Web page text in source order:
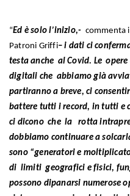
“Ed è solo l’inizio,- commenta
Patroni Griffi– i dati ci
testa anche al Covid. Le
digitali che abbiamo già
partiranno a breve, ci
battere tutti i record, in tutti e
ci dicono che la rotta
dobbiamo continuare a
sono “generatori e
di limiti geografici e fisici,
possono dipanarsi numerose